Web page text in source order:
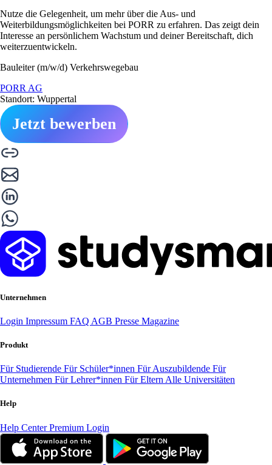
Nutze die Gelegenheit, um mehr über die Aus- und
Weiterbildungsmöglichkeiten bei PORR zu erfahren. Das zeigt dein
Interesse an persönlichem Wachstum und deiner Bereitschaft, dich
weiterzuentwickeln.
Bauleiter (m/w/d) Verkehrswegebau
PORR AG
Standort: Wuppertal
Jetzt bewerben
Unternehmen
Login Impressum FAQ AGB Presse Magazine
Produkt
Für Studierende Für Schüler*innen Für Auszubildende Für
Unternehmen Für Lehrer*innen Für Eltern Alle Universitäten
Help
Help CenterPremium Login